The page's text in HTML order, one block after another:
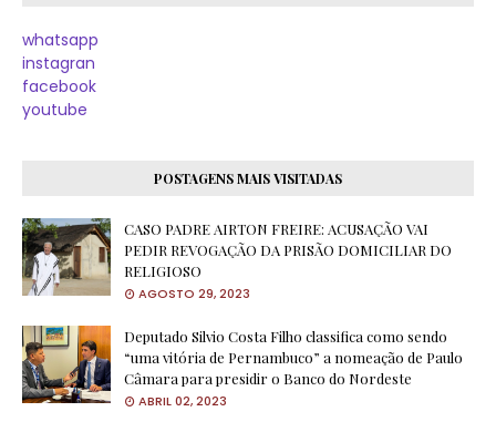
whatsapp
instagran
facebook
youtube
POSTAGENS MAIS VISITADAS
CASO PADRE AIRTON FREIRE: ACUSAÇÃO VAI
PEDIR REVOGAÇÃO DA PRISÃO DOMICILIAR DO
RELIGIOSO
AGOSTO 29, 2023
Deputado Silvio Costa Filho classifica como sendo
“uma vitória de Pernambuco” a nomeação de Paulo
Câmara para presidir o Banco do Nordeste
ABRIL 02, 2023